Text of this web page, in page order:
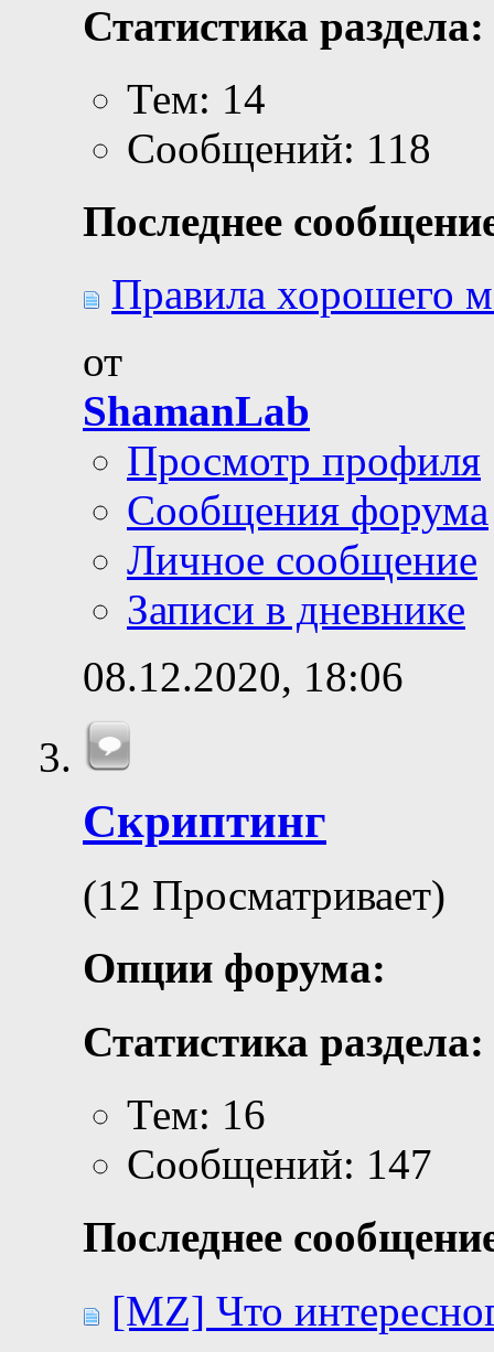
Статистика раздела:
Тем: 14
Сообщений: 118
Последнее
Правила хорошего
от
ShamanLab
Просмотр профиля
Сообщения форума
Личное сообщение
Записи в дневнике
08.12.2020, 18:06
Скриптинг
(12 Просматривает)
Опции форума:
Статистика раздела:
Тем: 16
Сообщений: 147
Последнее
[MZ] Что